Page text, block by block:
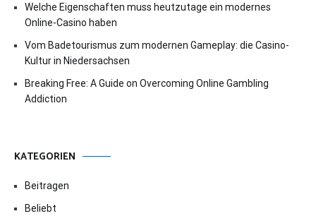
Welche Eigenschaften muss heutzutage ein modernes
Online-Casino haben
Vom Badetourismus zum modernen Gameplay: die Casino-
Kultur in Niedersachsen
Breaking Free: A Guide on Overcoming Online Gambling
Addiction
KATEGORIEN
Beitragen
Beliebt